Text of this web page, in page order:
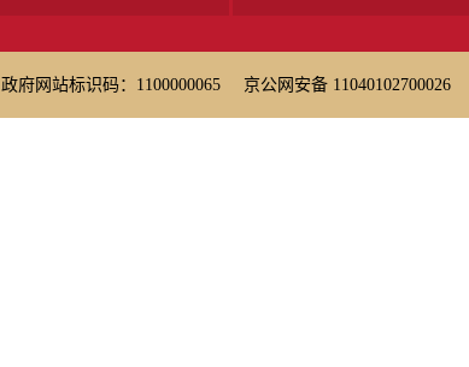
政府网站标识码：1100000065 京公网安备 11040102700026